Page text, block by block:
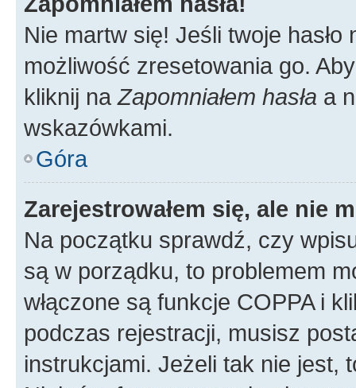
Nie martw się! Jeśli twoje
możliwość zresetowania go.
kliknij na Zapomniałem hasła a
wskazówkami.
Góra
Zarejestrowałem się, ale nie
Na początku sprawdź, czy
są w porządku, to problemem
włączone są funkcje COPPA i
podczas rejestracji, musisz
instrukcjami. Jeżeli tak nie jest,